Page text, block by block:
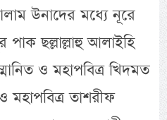
উনাদের মধ্যে নূরে
পাক ছল্লাল্লাহু আলাইহি
ও মহাপবিত্র খিদমত
মহাপবিত্র তাশরীফ